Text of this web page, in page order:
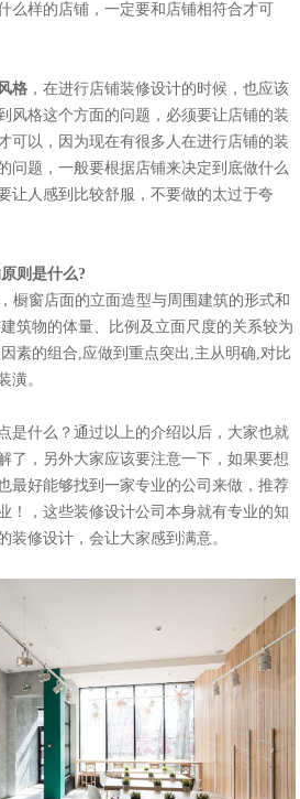
么样的店铺，一定要和店铺相符合才可
格 ，在进行店铺装修设计的时候，也应该
风格这个方面的问题，必须要让店铺的装
以，因为现在有很多人在进行店铺的装
题，一般要根据店铺来决定到底做什么
让人感到比较舒服，不要做的太过于夸
则是什么?
，橱窗店面的立面造型与周围建筑的形式和
物的体量、比例及立面尺度的关系较为
素的组合,应做到重点突出,主从明确,对比
。
什么？通过以上的介绍以后，大家也就
，另外大家应该要注意一下，如果要想
最好能够找到一家专业的公司来做，推荐
，这些装修设计公司本身就有专业的知
修设计，会让大家感到满意。